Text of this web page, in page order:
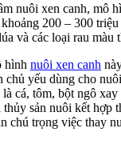
nuôi xen canh, mô
200 – 300
và các loại rau màu
hình nuôi xen canh
chủ yếu dùng cho
là cá, tôm, bột ngô
sản nuôi kết hợp
chú trọng việc thay